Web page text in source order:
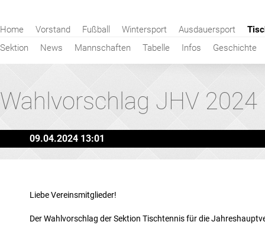
Navigation
Home Vorstand Fußball Wintersport Ausdauersport
Sektion
News Mannschaften Tabelle Infos Geschichte
Wahlvorschlag JHV 2024
09.04.2024 13:01
Liebe Vereinsmitglieder!
Der Wahlvorschlag der Sektion Tischtennis für die